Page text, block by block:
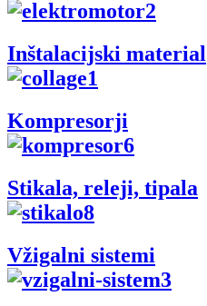
Inštalacijski material
Kompresorji
Stikala, releji, tipala
Vžigalni sistemi